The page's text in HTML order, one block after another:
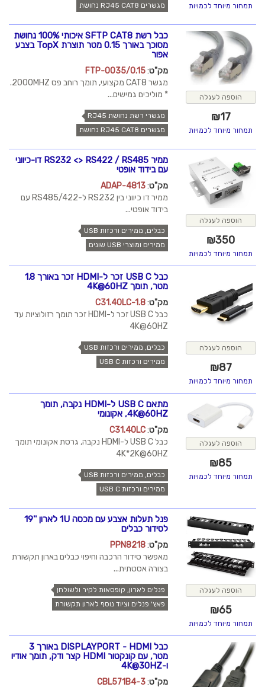
תמחור מיוחד לכמויות
מגשרים RJ45 CAT8 נחושת
הוספה לעגלה
₪17
תמחור מיוחד לכמויות
כבל רשת SFTP CAT8 איכותי 100% נחושת
מסוכך באורך 0.15 מטר תוצרת TopX בצבע
אפור
מק"ט:
FTP-0035/0.15
מגשר CAT8 מקצועי, תומך רוחב פס 2000MHZ.
* מוליכים גמישים...
מגשרי רשת נחושת RJ45
מגשרים RJ45 CAT8 נחושת
הוספה לעגלה
₪350
תמחור מיוחד לכמויות
ממיר RS232 <> RS422 / RS485 דו-כיווני
עם בידוד אופטי
מק"ט:
ADAP-4813
ממיר דו כיווני בין RS232 ל-RS485/422 עם
בידוד אופטי...
כבלים, ממירים ורכזות USB
ממירים ומוצרי USB שונים
הוספה לעגלה
₪87
תמחור מיוחד לכמויות
כבל USB C זכר ל-HDMI זכר באורך 1.8
מטר, תומך 4K@60HZ
מק"ט:
C31.40LC-1.8
כבל USB C זכר ל-HDMI זכר תומך רזולוציות עד
4K@60HZ
כבלים, ממירים ורכזות USB
ממירים ורכזות USB C
הוספה לעגלה
₪85
תמחור מיוחד לכמויות
מתאם USB C ל-HDMI נקבה, תומך
4K@60HZ, אקונומי
מק"ט:
C31.40LC
כבל USB C ל-HDMI נקבה, גרסת אקונומי תומך
4K*2K@60HZ
כבלים, ממירים ורכזות USB
ממירים ורכזות USB C
הוספה לעגלה
₪65
תמחור מיוחד לכמויות
פנל תעלות אצבע עם מכסה 1U לארון ''19
לסידור כבלים
מק"ט:
PPN8218
מאפשר סידור הרכבה וחיפוי כבלים בארון תקשורת
בצורה אסטתית...
פנלים לארון, קופסאות לקיר ולשולחן
פאץ' פנלים וציוד נוסף לארון תקשורת
כבל DISPLAYPORT - HDMI באורך 3
מטר, עם קונקטור HDMI קצר ודק, תומך אודיו
ו-4K@30HZ
מק"ט:
CBL571B4-3